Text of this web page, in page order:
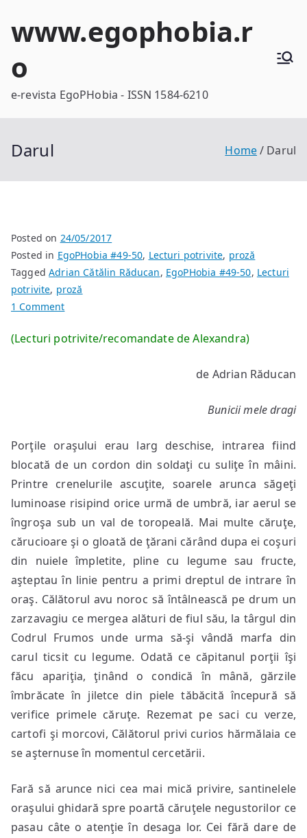
www.egophobia.r
o
e-revista EgoPHobia - ISSN 1584-6210
Darul Home Darul
Posted on 24/05/2017
Posted in EgoPHobia #49-50, Lecturi potrivite, proză
TaggedAdrian Cătălin Răducan, EgoPHobia #49-50, Lecturi
potrivite, proză
1 Commenton
(Lecturi potrivite/recomandate de Alexandra)
de Adrian Răducan
Bunicii mele dragi
Porţile oraşului erau larg deschise, intrarea fiind
blocată de un cordon din soldaţi cu suliţe în mâini.
Printre crenelurile ascuţite, soarele arunca săgeţi
luminoase risipind orice urmă de umbră, iar aerul se
îngroşa sub un val de toropeală. Mai multe căruţe,
cărucioare şi o gloată de ţărani cărând dupa ei coşuri
din nuiele împletite, pline cu legume sau fructe,
aşteptau în linie pentru a primi dreptul de intrare în
oraş. Călătorul avu noroc să întâlnească pe drum un
zarzavagiu ce mergea alături de fiul său, la târgul din
Codrul Frumos unde urma să-şi vândă marfa din
carul ticsit cu legume. Odată ce căpitanul porţii îşi
făcu apariţia, ţinând o condică în mână, gărzile
îmbrăcate în jiletce din piele tăbăcită începură să
verifice primele căruţe. Rezemat pe saci cu verze,
cartofi şi morcovi, Călătorul privi curios hărmălaia ce
se aşternuse în momentul cercetării.
Fară să arunce nici cea mai mică privire, santinelele
oraşului ghidară spre poartă căruţele negustorilor ce
pasau câte o atenţie în desaga lor. Cei fără dare de